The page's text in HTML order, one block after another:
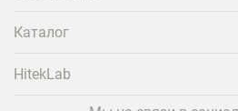
Каталог
HitekLab